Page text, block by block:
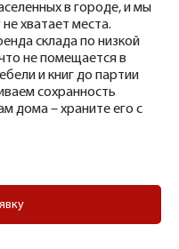
в городе, и мы
хватает места.
склада по низкой
не помещается в
и книг до партии
сохранность
дома – храните его с